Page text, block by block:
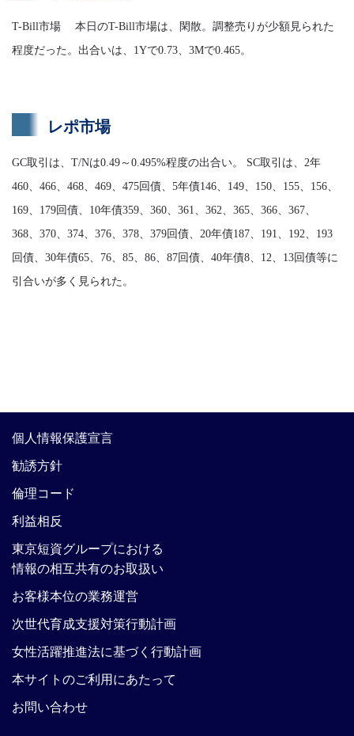
T-Bill市場 本日のT-Bill市場は、閑散。調整売りが少額見られた
程度だった。出合いは、1Yで0.73、3Mで0.465。
レポ市場
GC取引は、T/Nは0.49～0.495%程度の出合い。 SC取引は、2年
460、466、468、469、475回債、5年債146、149、150、155、156、
169、179回債、10年債359、360、361、362、365、366、367、
368、370、374、376、378、379回債、20年債187、191、192、193
回債、30年債65、76、85、86、87回債、40年債8、12、13回債等に
引合いが多く見られた。
個人情報保護宣言
勧誘方針
倫理コード
利益相反
東京短資グループにおける
情報の相互共有のお取扱い
お客様本位の業務運営
次世代育成支援対策行動計画
女性活躍推進法に基づく行動計画
本サイトのご利用にあたって
お問い合わせ